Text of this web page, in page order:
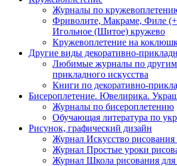
Журналы по
Фриволите, Макраме, Филе
Игольное (Шитое) кружево
Кружевоплетение на
Другие виды декоративно-
Любимые журналы по другим
прикладного искусства
Книги по декоративно-
Бисероплетение. Ювелирика.
Журналы по бисероплетению
Обучающая литература по
Рисунок, графический дизайн
Журнал Искусство
Журнал Простые уроки
Журнал Школа рисования